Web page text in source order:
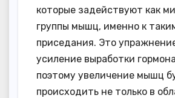
которые задействуют как
группы мышц, именно к
приседания. Это
усиление выработки
поэтому увеличение мышц
происходить не только в